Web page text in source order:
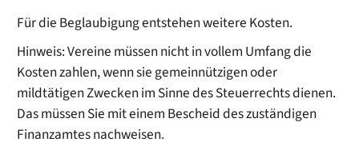
Für die Beglaubigung entstehen weitere Kosten.
Hinweis: Vereine müssen nicht in vollem Umfang die
Kosten zahlen, wenn sie gemeinnützigen oder
mildtätigen Zwecken im Sinne des Steuerrechts dienen.
Das müssen Sie mit einem Bescheid des zuständigen
Finanzamtes nachweisen.